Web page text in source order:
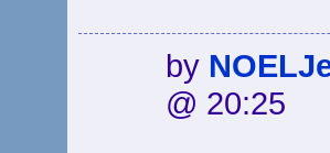
by
@ 20:25